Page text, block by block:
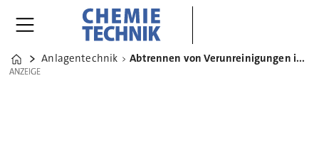
Home
Anlagentechnik Abtrennen von Verunreinigungen in der Silikonherstellung
ANZEIGE
ANZEIGE